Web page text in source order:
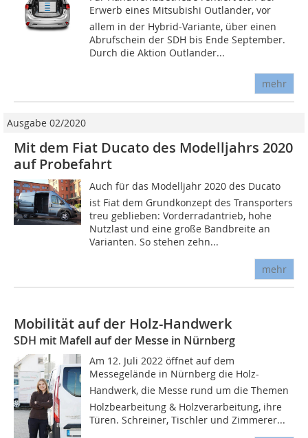
Erwerb eines Mitsubishi Outlander, vor
allem in der Hybrid-Variante, über einen
Abrufschein der SDH bis Ende September.
Durch die Aktion Outlander...
mehr
Ausgabe 02/2020
Mit dem Fiat Ducato des Modelljahrs 2020
auf Probefahrt
Auch für das Modelljahr 2020 des Ducato
ist Fiat dem Grundkonzept des Transporters
treu geblieben: Vorderradantrieb, hohe
Nutzlast und eine große Bandbreite an
Varianten. So stehen zehn...
mehr
Mobilität auf der Holz-Handwerk
SDH mit Mafell auf der Messe in Nürnberg
Am 12. Juli 2022 öffnet auf dem
Messegelände in Nürnberg die Holz-
Handwerk, die Messe rund um die Themen
Holzbearbeitung & Holzverarbeitung, ihre
Türen. Schreiner, Tischler und Zimmerer...